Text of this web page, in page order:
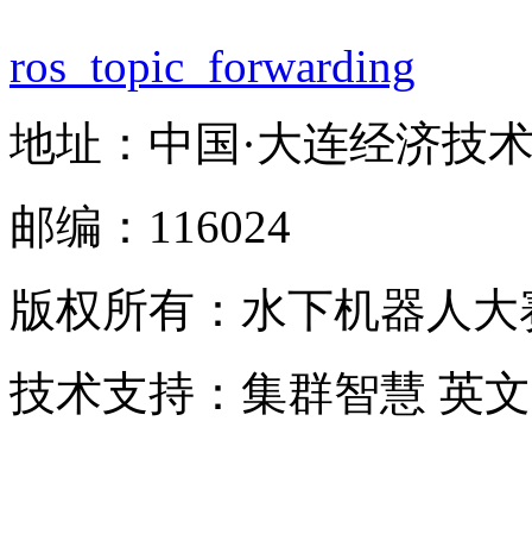
ros_topic_forwarding
地址：中国·大连经济技
邮编：116024
版权所有：水下机器人
技术支持：集群智慧 英